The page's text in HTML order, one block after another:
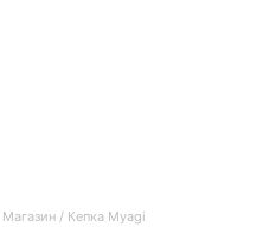
Магазин/ Кепка Myagi